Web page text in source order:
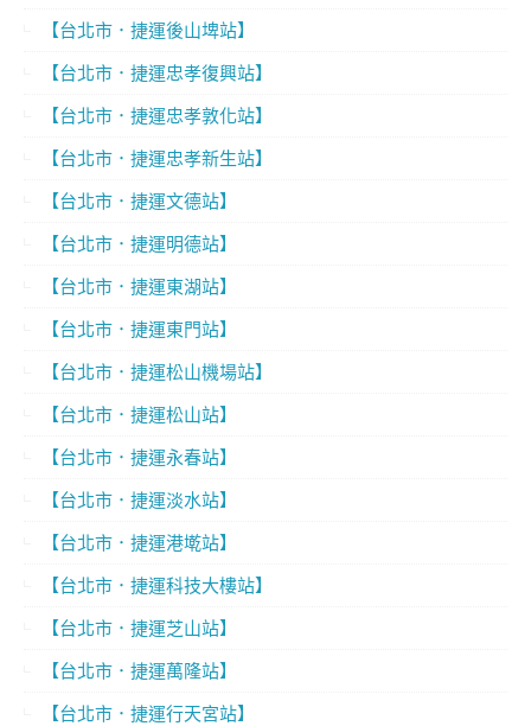
【台北市．捷運後山埤站】
【台北市．捷運忠孝復興站】
【台北市．捷運忠孝敦化站】
【台北市．捷運忠孝新生站】
【台北市．捷運文德站】
【台北市．捷運明德站】
【台北市．捷運東湖站】
【台北市．捷運東門站】
【台北市．捷運松山機場站】
【台北市．捷運松山站】
【台北市．捷運永春站】
【台北市．捷運淡水站】
【台北市．捷運港墘站】
【台北市．捷運科技大樓站】
【台北市．捷運芝山站】
【台北市．捷運萬隆站】
【台北市．捷運行天宮站】